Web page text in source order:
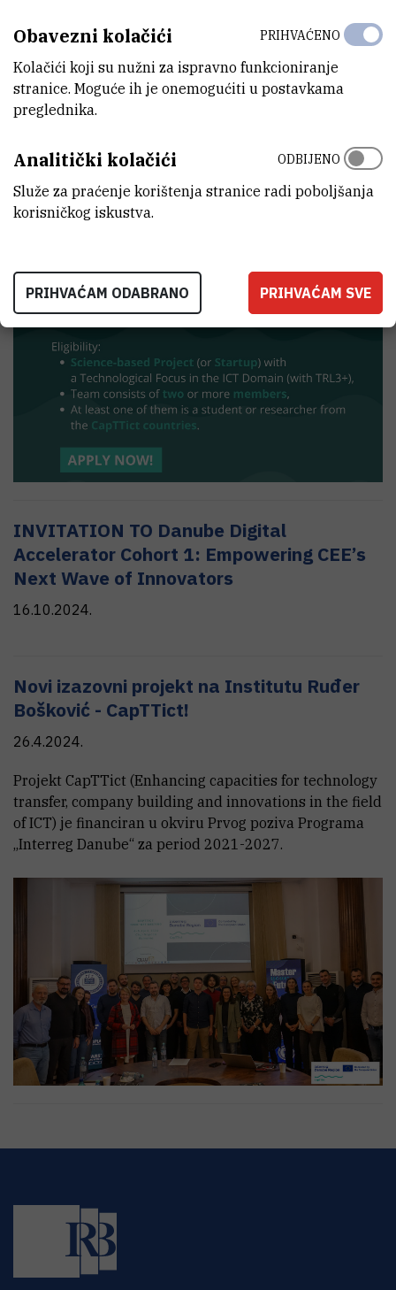
Danube Digital Accelerator: Empowering
CEE’s Next Wave of Innovators
INVITATION TO Danube Digital
Accelerator Cohort 1: Empowering CEE’s
Next Wave of Innovators
16.10.2024.
Novi izazovni projekt na Institutu Ruđer
Bošković - CapTTict!
26.4.2024.
Projekt CapTTict (Enhancing capacities for technology
transfer, company building and innovations in the field
of ICT) je financiran u okviru Prvog poziva Programa
„Interreg Danube“ za period 2021-2027.
Obavezni kolačići
Kolačići koji su nužni za ispravno funkcioniranje
stranice. Moguće ih je onemogućiti u postavkama
preglednika.
PRIHVAĆENO
Analitički kolačići
Služe za praćenje korištenja stranice radi poboljšanja
korisničkog iskustva.
ODBIJENO
PRIHVAĆAM ODABRANO PRIHVAĆAM SVE